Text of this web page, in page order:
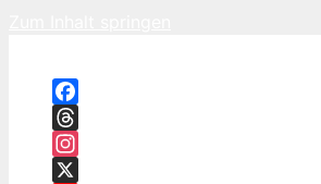
Facebook
Threads
Instagram